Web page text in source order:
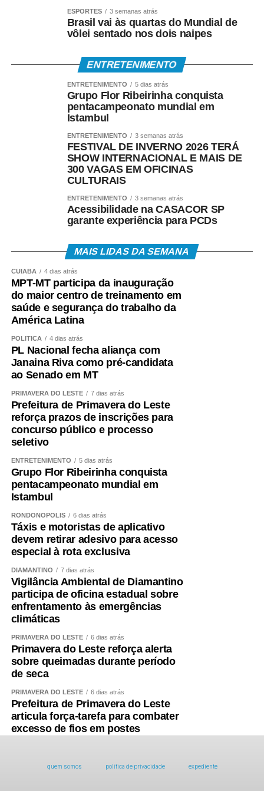
ESPORTES 3 semanas atrás
Brasil vai às quartas do Mundial de
vôlei sentado nos dois naipes
ENTRETENIMENTO
ENTRETENIMENTO 5 dias atrás
Grupo Flor Ribeirinha conquista
pentacampeonato mundial em
Istambul
ENTRETENIMENTO 3 semanas atrás
FESTIVAL DE INVERNO 2026 TERÁ
SHOW INTERNACIONAL E MAIS DE
300 VAGAS EM OFICINAS
CULTURAIS
ENTRETENIMENTO 3 semanas atrás
Acessibilidade na CASACOR SP
garante experiência para PCDs
MAIS LIDAS DA SEMANA
CUIABÁ 4 dias atrás
MPT-MT participa da inauguração
do maior centro de treinamento em
saúde e segurança do trabalho da
América Latina
POLÍTICA 4 dias atrás
PL Nacional fecha aliança com
Janaina Riva como pré-candidata
ao Senado em MT
PRIMAVERA DO LESTE 7 dias atrás
Prefeitura de Primavera do Leste
reforça prazos de inscrições para
concurso público e processo
seletivo
ENTRETENIMENTO 5 dias atrás
Grupo Flor Ribeirinha conquista
pentacampeonato mundial em
Istambul
RONDONÓPOLIS 6 dias atrás
Táxis e motoristas de aplicativo
devem retirar adesivo para acesso
especial à rota exclusiva
DIAMANTINO 7 dias atrás
Vigilância Ambiental de Diamantino
participa de oficina estadual sobre
enfrentamento às emergências
climáticas
PRIMAVERA DO LESTE 6 dias atrás
Primavera do Leste reforça alerta
sobre queimadas durante período
de seca
PRIMAVERA DO LESTE 6 dias atrás
Prefeitura de Primavera do Leste
articula força-tarefa para combater
excesso de fios em postes
quem somos política de privacidade expediente